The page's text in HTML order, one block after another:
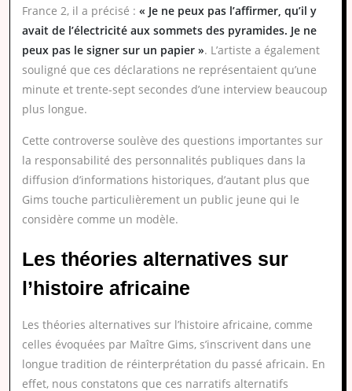
France 2, il a précisé : « Je ne peux pas l’affirmer, qu’il y
avait de l’électricité aux sommets des pyramides. Je ne
peux pas le signer sur un papier ». L’artiste a également
souligné que ces déclarations ne représentaient qu’une
minute et trente-sept secondes d’une interview beaucoup
plus longue.
Cette controverse soulève des questions importantes sur
la responsabilité des personnalités publiques dans la
diffusion d’informations historiques, d’autant plus que
Gims touche particulièrement un public jeune qui le
considère comme un modèle.
Les théories alternatives sur
l’histoire africaine
Les théories alternatives sur l’histoire africaine, comme
celles évoquées par Maître Gims, s’inscrivent dans une
longue tradition de réinterprétation du passé africain. En
effet, nous constatons que ces narratifs alternatifs